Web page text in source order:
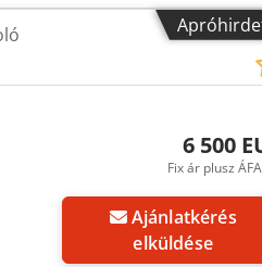
6 500
Fix ár plusz
Ajánlatkérés
elküldése